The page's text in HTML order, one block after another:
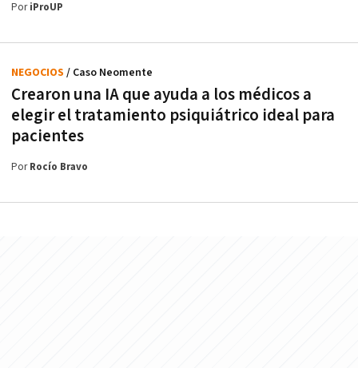
PoriProUP
Crearon una IA que ayuda a los médicos a
elegir el tratamiento psiquiátrico ideal para
pacientes
NEGOCIOS / Caso Neomente
PorRocío Bravo